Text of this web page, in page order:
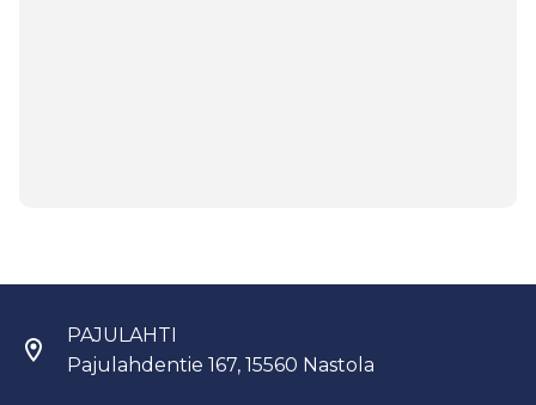
PAJULAHTI
Pajulahdentie 167, 15560 Nastola